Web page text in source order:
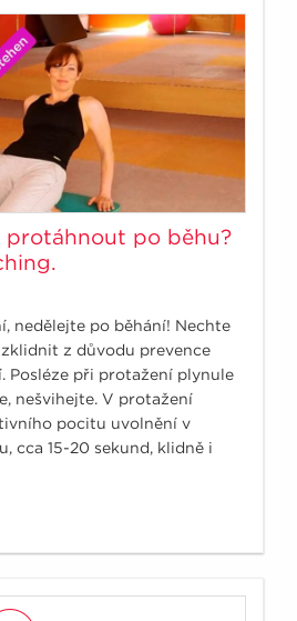
protáhnout po běhu?
nedělejte po běhání! Nechte
z důvodu prevence
Posléze při protažení plynule
nešvihejte. V protažení
pocitu uvolnění v
cca 15-20 sekund, klidně i